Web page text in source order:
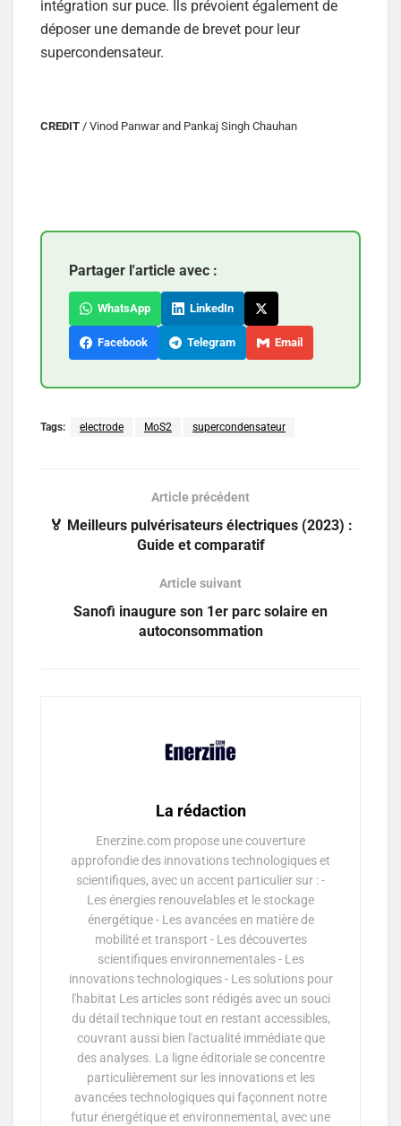
intégration sur puce. Ils prévoient également de
déposer une demande de brevet pour leur
supercondensateur.
CREDIT / Vinod Panwar and Pankaj Singh Chauhan
Partager l'article avec :
WhatsApp LinkedIn
Facebook Telegram Email
Tags: electrode MoS2 supercondensateur
Article précédent
🏅 Meilleurs pulvérisateurs électriques (2023) :
Guide et comparatif
Article suivant
Sanofi inaugure son 1er parc solaire en
autoconsommation
La rédaction
Enerzine.com propose une couverture
approfondie des innovations technologiques et
scientifiques, avec un accent particulier sur : -
Les énergies renouvelables et le stockage
énergétique - Les avancées en matière de
mobilité et transport - Les découvertes
scientifiques environnementales - Les
innovations technologiques - Les solutions pour
l'habitat Les articles sont rédigés avec un souci
du détail technique tout en restant accessibles,
couvrant aussi bien l'actualité immédiate que
des analyses. La ligne éditoriale se concentre
particulièrement sur les innovations et les
avancées technologiques qui façonnent notre
futur énergétique et environnemental, avec une